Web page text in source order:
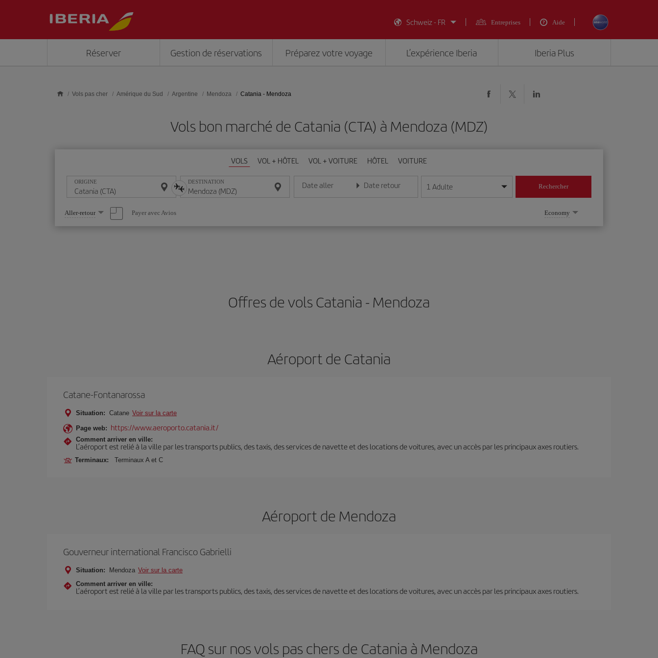
Schweiz - FR
Entreprises Aide
Réserver Gestion de réservations Préparez votre voyage L’expérience Iberia Iberia Plus
Vols pas cher Amérique du Sud Argentine Mendoza Catania - Mendoza
Vols bon marché de Catania (CTA) à Mendoza (MDZ)
VOLS VOL + HÔTEL VOL + VOITURE HÔTEL VOITURE
ORIGINE DESTINATION Date aller
Entrez la date au format jour/mois/année
Date retour
Entrez la date au format jour/mois/année
1 Adulte Rechercher
Sélectionnez
une
option
Aller-retour Payer avec Avios Economy
Offres de vols Catania - Mendoza
Aéroport de Catania
Catane-Fontanarossa
Situation: Catane Voir sur la carte
Page web: https://www.aeroporto.catania.it/
Comment arriver en ville:
L’aéroport est relié à la ville par les transports publics, des taxis, des services de navette et des locations de voitures, avec un accès par les principaux axes routiers.
Terminaux: Terminaux A et C
Aéroport de Mendoza
Gouverneur international Francisco Gabrielli
Situation: Mendoza Voir sur la carte
Comment arriver en ville:
L’aéroport est relié à la ville par les transports publics, des taxis, des services de navette et des locations de voitures, avec un accès par les principaux axes routiers.
FAQ sur nos vols pas chers de Catania à Mendoza